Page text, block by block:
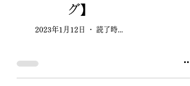
グ】
2023年1月12日 読了時間: 1分